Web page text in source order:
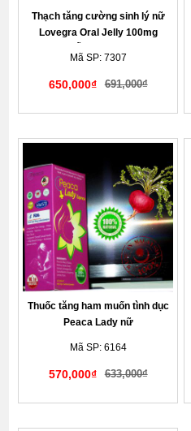
Thạch tăng cường sinh lý nữ
Lovegra Oral Jelly 100mg
Mã SP: 7307
650,000₫ 691,000₫
Thuốc tăng ham muốn tình dục
Peaca Lady nữ
Mã SP: 6164
570,000₫ 633,000₫